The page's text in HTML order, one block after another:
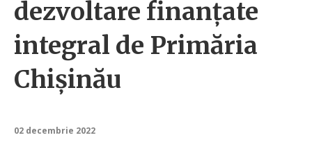
dezvoltare finanțate
integral de Primăria
Chișinău
02 decembrie 2022